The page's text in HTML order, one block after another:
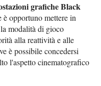
grafiche Black
è opportuno mettere in
modalità di gioco
alla reattività e alle
è possibile concedersi
l'aspetto cinematografico